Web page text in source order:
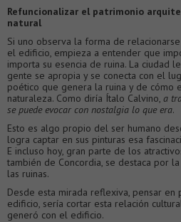
Refuncionalizar el patrimonio
natural
Si uno observa la forma de
el edificio, empieza a entender que
importa su esencia de ruina. La ciudad
gente se apropia y se conecta con el
poético que genera la ruina y de
naturaleza. Como diría Ítalo Calvino, a
se puede evocar con nostalgia lo que era.
Esto es algo propio del ser humano
logra captar en sus pinturas esa
E incluso hoy, gran parte de los
también de Concordia, se destaca por
las ruinas.
Desde esta mirada reflexiva, pensar
edificio, sería cortar esta relación
generó con el edificio.